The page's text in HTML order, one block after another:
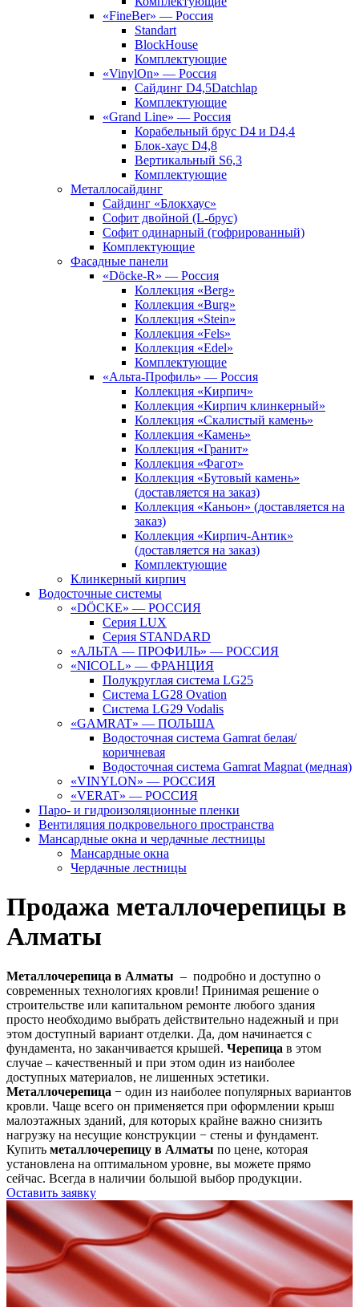
«FineBer» — Россия
Standart
BlockHouse
Комплектующие
«VinylOn» — Россия
Сайдинг D4,5Datchlap
Комплектующие
«Grand Line» — Россия
Корабельный брус D4 и D4,4
Блок-хаус D4,8
Вертикальный S6,3
Комплектующие
Металлосайдинг
Сайдинг «Блокхаус»
Софит двойной (L-брус)
Софит одинарный (гофрированный)
Комплектующие
Фасадные панели
«Döcke-R» — Россия
Коллекция «Berg»
Коллекция «Burg»
Коллекция «Stein»
Коллекция «Fels»
Коллекция «Edel»
Комплектующие
«Альта-Профиль» — Россия
Коллекция «Кирпич»
Коллекция «Кирпич клинкерный»
Коллекция «Скалистый камень»
Коллекция «Камень»
Коллекция «Гранит»
Коллекция «Фагот»
Коллекция «Бутовый камень»
(доставляется на заказ)
Коллекция «Каньон» (доставляется на
заказ)
Коллекция «Кирпич-Антик»
(доставляется на заказ)
Комплектующие
Клинкерный кирпич
Водосточные системы
«DÖCKE» — РОССИЯ
Серия LUX
Серия STANDARD
«АЛЬТА — ПРОФИЛЬ» — РОССИЯ
«NICOLL» — ФРАНЦИЯ
Полукруглая система LG25
Система LG28 Ovation
Система LG29 Vodalis
«GAMRAT» — ПОЛЬША
Водосточная система Gamrat белая/
коричневая
Водосточная система Gamrat Magnat (медная)
«VINYLON» — РОССИЯ
«VERAT» — РОССИЯ
Паро- и гидроизоляционные пленки
Вентиляция подкровельного пространства
Мансардные окна и чердачные лестницы
Мансардные окна
Чердачные лестницы
Продажа металлочерепицы в
Алматы
Металлочерепица в Алматы – подробно и доступно о
современных технологиях кровли! Принимая решение о
строительстве или капитальном ремонте любого здания
просто необходимо выбрать действительно надежный и при
этом доступный вариант отделки. Да, дом начинается с
фундамента, но заканчивается крышей. Черепица в этом
случае – качественный и при этом один из наиболее
доступных материалов, не лишенных эстетики.
Металлочерепица − один из наиболее популярных вариантов
кровли. Чаще всего он применяется при оформлении крыш
малоэтажных зданий, для которых крайне важно снизить
нагрузку на несущие конструкции − стены и фундамент.
Купить металлочерепицу в Алматы по цене, которая
установлена на оптимальном уровне, вы можете прямо
сейчас. Всегда в наличии большой выбор продукции.
Оставить заявку